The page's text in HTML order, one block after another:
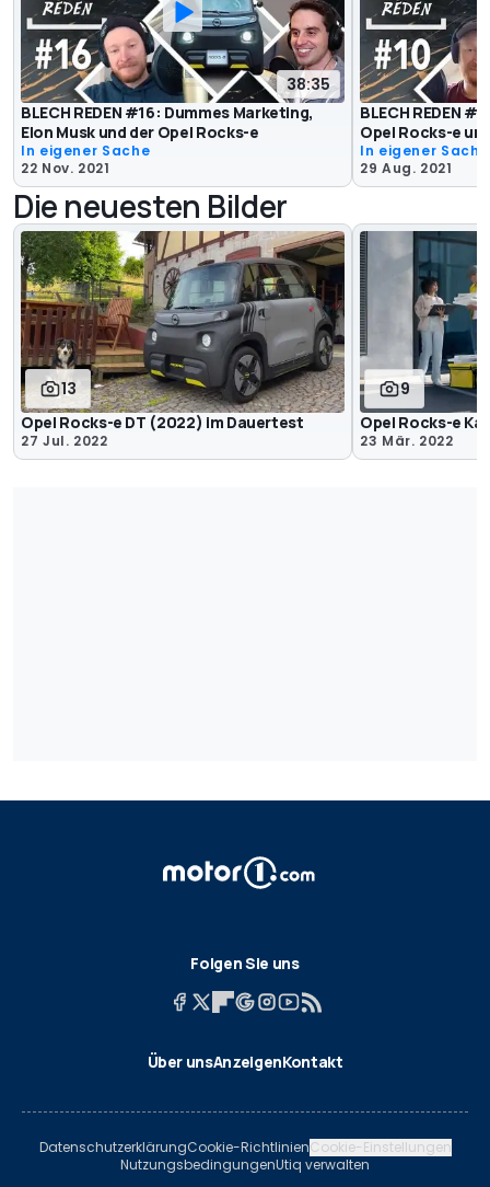
38:35
BLECH REDEN #16: Dummes Marketing,
Elon Musk und der Opel Rocks-e
In eigener Sache
22 Nov. 2021
BLECH REDEN
Opel Rocks-e
In eigener Sache
29 Aug. 2021
Die neuesten Bilder
13
Opel Rocks-e DT (2022) im Dauertest
27 Jul. 2022
9
Opel Rocks-e
23 Mär. 2022
Folgen Sie uns
Über unsAnzeigenKontakt
DatenschutzerklärungCookie-RichtlinienCookie-Einstellungen
NutzungsbedingungenUtiq verwalten